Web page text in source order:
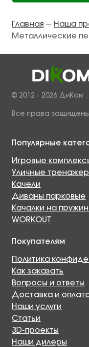
Главная — Наша
Металлические
© 2012 - 2026 ДиКом .
Все права
Популярные
Игровые
Уличные
Качели
Диваны парковые
Качалки на
WORKOUT
Покупателям
Политика
Как заказать
Вопросы и ответы
Доставка и
Наши услуги
Статьи
3D-проекты
Наши дилеры